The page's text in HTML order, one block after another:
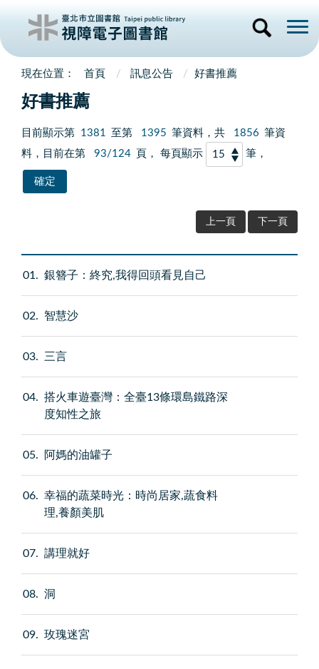
首頁 訊息公告 好書推薦
好書推薦
目前顯示第 1381 至第 1395 筆資料，共 1856 筆資
料，目前在第
93/124 頁， 每頁顯示 筆，
上一頁 下一頁
01 銀簪子：終究,我得回頭看見自己
02 智慧沙
03 三言
04
搭火車遊臺灣：全臺13條環島鐵路深
度知性之旅
05 阿媽的油罐子
06
幸福的蔬菜時光：時尚居家,蔬食料
理,養顏美肌
07 講理就好
08 洞
09 玫瑰迷宮